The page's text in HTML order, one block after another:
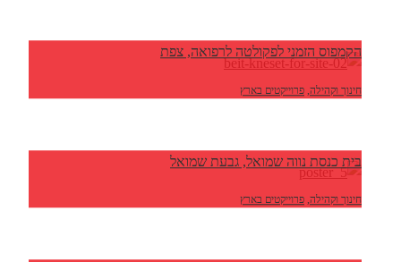
הקמפוס הזמני לפקולטה לרפואה, צפת
חינוך וקהילה, פרוייקטים בארץ
בית כנסת נווה שמואל, גבעת שמואל
חינוך וקהילה, פרוייקטים בארץ